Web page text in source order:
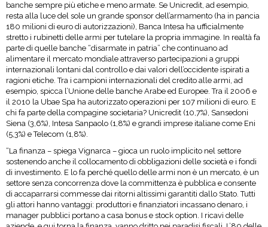
banche sempre più etiche e meno armate. Se Unicredit, ad esempio,
resta alla luce del sole un grande sponsor dell’armamento (ha in pancia
180 milioni di euro di autorizzazioni), Banca Intesa ha ufficialmente
stretto i rubinetti delle armi per tutelare la propria immagine. In realtà fa
parte di quelle banche “disarmate in patria” che continuano ad
alimentare il mercato mondiale attraverso partecipazioni a gruppi
internazionali lontani dal controllo e dai valori dell’occidente ispirati a
ragioni etiche. Tra i campioni internazionali del credito alle armi, ad
esempio, spicca l’Unione delle banche Arabe ed Europee. Tra il 2006 e
il 2010 la Ubae Spa ha autorizzato operazioni per 107 milioni di euro. E
chi fa parte della compagine societaria? Unicredit (10,7%), Sansedoni
Siena (3,6%), Intesa Sanpaolo (1,8%) e grandi imprese italiane come Eni
(5,3%) e Telecom (1,8%).
“La finanza – spiega Vignarca – gioca un ruolo implicito nel settore
sostenendo anche il collocamento di obbligazioni delle società e i fondi
di investimento. E lo fa perché quello delle armi non è un mercato, è un
settore senza concorrenza dove la committenza è pubblica e consente
di accaparrarsi commesse dai ritorni altissimi garantiti dallo Stato. Tutti
gli attori hanno vantaggi: produttori e finanziatori incassano denaro, i
manager pubblici portano a casa bonus e stock option. I ricavi delle